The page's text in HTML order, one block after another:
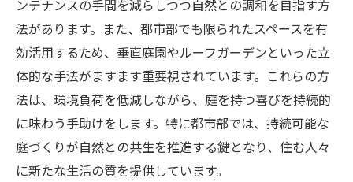
ンテナンスの手間を減らしつつ自然との調和を目指す方
法があります。また、都市部でも限られたスペースを有
効活用するため、垂直庭園やルーフガーデンといった立
体的な手法がますます重要視されています。これらの方
法は、環境負荷を低減しながら、庭を持つ喜びを持続的
に味わう手助けをします。特に都市部では、持続可能な
庭づくりが自然との共生を推進する鍵となり、住む人々
に新たな生活の質を提供しています。